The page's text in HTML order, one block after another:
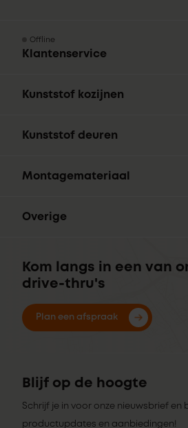
Offline
Klantenservice
Kunststof kozijnen
Kunststof deuren
Montagemateriaal
Overige
Kom langs in een van
drive-thru's
Plan een afspraak
Blijf op de hoogte
Schrijf je in voor onze nieuwsbrief en
productupdates en aanbiedingen!